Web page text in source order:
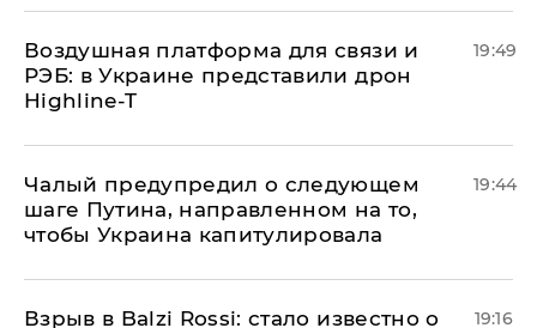
Воздушная платформа для связи и
РЭБ: в Украине представили дрон
Highline-T
19:49
Чалый предупредил о следующем
шаге Путина, направленном на то,
чтобы Украина капитулировала
19:44
Взрыв в Balzi Rossi: стало известно о
19:16